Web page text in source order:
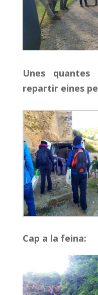
Unes
repartir eines
Cap a la feina: